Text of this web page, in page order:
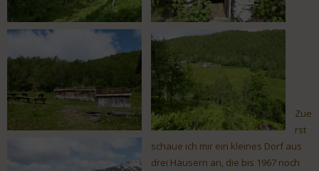
Zue
rst
schaue ich mir ein kleines Dorf aus
drei Häusern an, die bis 1967 noch